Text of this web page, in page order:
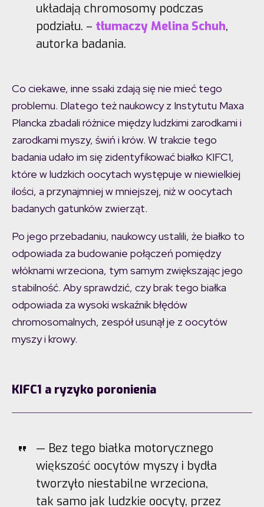
układają chromosomy podczas
podziału. – tłumaczy Melina Schuh,
autorka badania.
Co ciekawe, inne ssaki zdają się nie mieć tego
problemu. Dlatego też naukowcy z Instytutu Maxa
Plancka zbadali różnice między ludzkimi zarodkami i
zarodkami myszy, świń i krów. W trakcie tego
badania udało im się zidentyfikować białko KIFC1,
które w ludzkich oocytach występuje w niewielkiej
ilości, a przynajmniej w mniejszej, niż w oocytach
badanych gatunków zwierząt.
Po jego przebadaniu, naukowcy ustalili, że białko to
odpowiada za budowanie połączeń pomiędzy
włóknami wrzeciona, tym samym zwiększając jego
stabilność. Aby sprawdzić, czy brak tego białka
odpowiada za wysoki wskaźnik błędów
chromosomalnych, zespół usunął je z oocytów
myszy i krowy.
KIFC1 a ryzyko poronienia
— Bez tego białka motorycznego
większość oocytów myszy i bydła
tworzyło niestabilne wrzeciona,
tak samo jak ludzkie oocyty, przez